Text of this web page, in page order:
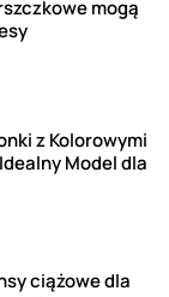
mogą
z Kolorowymi
Model dla
ciążowe dla